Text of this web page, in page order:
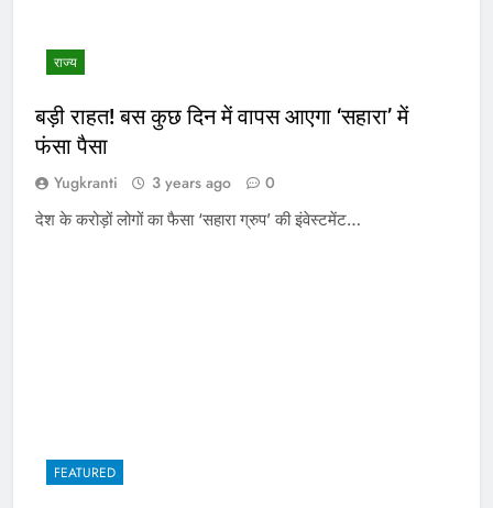
राज्य
बड़ी राहत! बस कुछ दिन में वापस आएगा ‘सहारा’ में
फंसा पैसा
Yugkranti 3 years ago 0
देश के करोड़ों लोगों का फैसा ‘सहारा ग्रुप’ की इंवेस्टमेंट…
FEATURED